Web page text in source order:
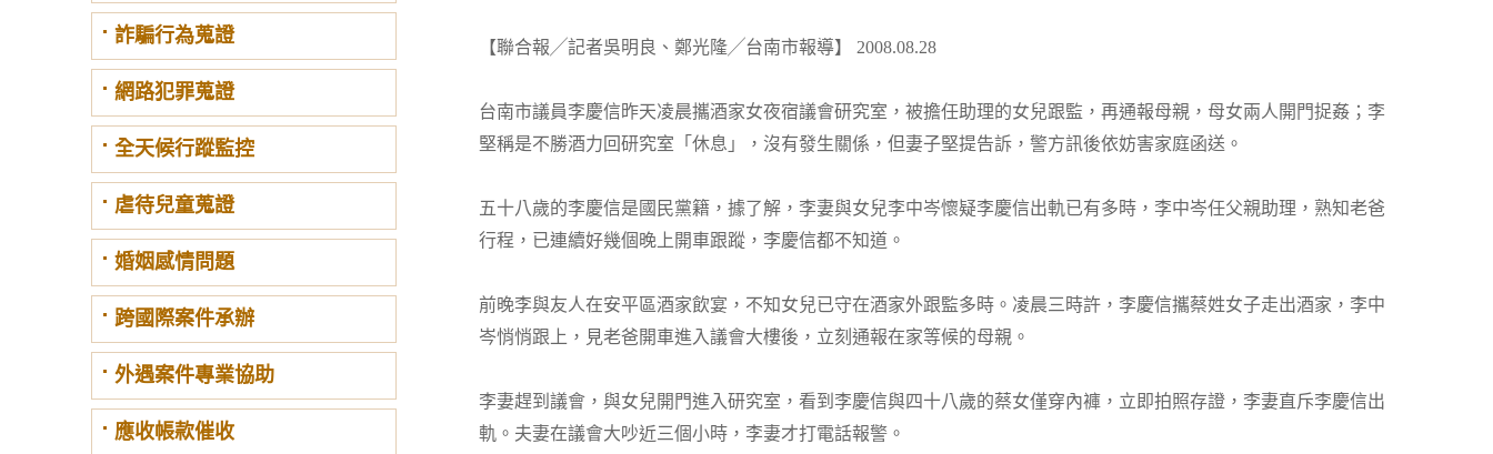
詐騙行為蒐證
網路犯罪蒐證
全天候行蹤監控
虐待兒童蒐證
婚姻感情問題
跨國際案件承辦
外遇案件專業協助
應收帳款催收
【聯合報╱記者吳明良、鄭光隆╱台南市報導】 2008.08.28
台南市議員李慶信昨天凌晨攜酒家女夜宿議會研究室，被擔任助理的女兒跟監，再通報母親，母女兩人開門捉姦；李
堅稱是不勝酒力回研究室「休息」，沒有發生關係，但妻子堅提告訴，警方訊後依妨害家庭函送。
五十八歲的李慶信是國民黨籍，據了解，李妻與女兒李中岑懷疑李慶信出軌已有多時，李中岑任父親助理，熟知老爸
行程，已連續好幾個晚上開車跟蹤，李慶信都不知道。
前晚李與友人在安平區酒家飲宴，不知女兒已守在酒家外跟監多時。凌晨三時許，李慶信攜蔡姓女子走出酒家，李中
岑悄悄跟上，見老爸開車進入議會大樓後，立刻通報在家等候的母親。
李妻趕到議會，與女兒開門進入研究室，看到李慶信與四十八歲的蔡女僅穿內褲，立即拍照存證，李妻直斥李慶信出
軌。夫妻在議會大吵近三個小時，李妻才打電話報警。